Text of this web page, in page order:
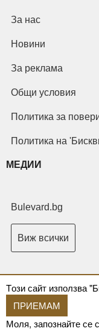
Tози сайт използва
ПРИЕМАМ
Моля, запознайте се
За нас
Новини
За реклама
Общи условия
Политика за
Политика на
МЕДИИ
Bulevard.bg
Виж всички
Copyright © 2026